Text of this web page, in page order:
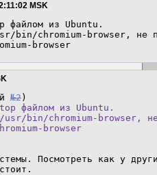
MSK
файлом из Ubuntu.
bin/chromium-browser, не
browser
№2
файлом из Ubuntu.
usr/bin/chromium-browser,
browser
Посмотреть как у